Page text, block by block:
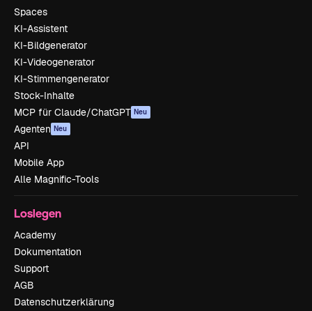
Spaces
KI-Assistent
KI-Bildgenerator
KI-Videogenerator
KI-Stimmengenerator
Stock-Inhalte
MCP für Claude/ChatGPT Neu
Agenten Neu
API
Mobile App
Alle Magnific-Tools
Loslegen
Academy
Dokumentation
Support
AGB
Datenschutzerklärung